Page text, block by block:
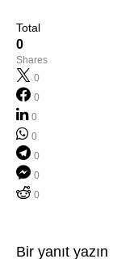
Total
0
Shares
0
0
0
0
0
0
0
Bir yanıt yazın